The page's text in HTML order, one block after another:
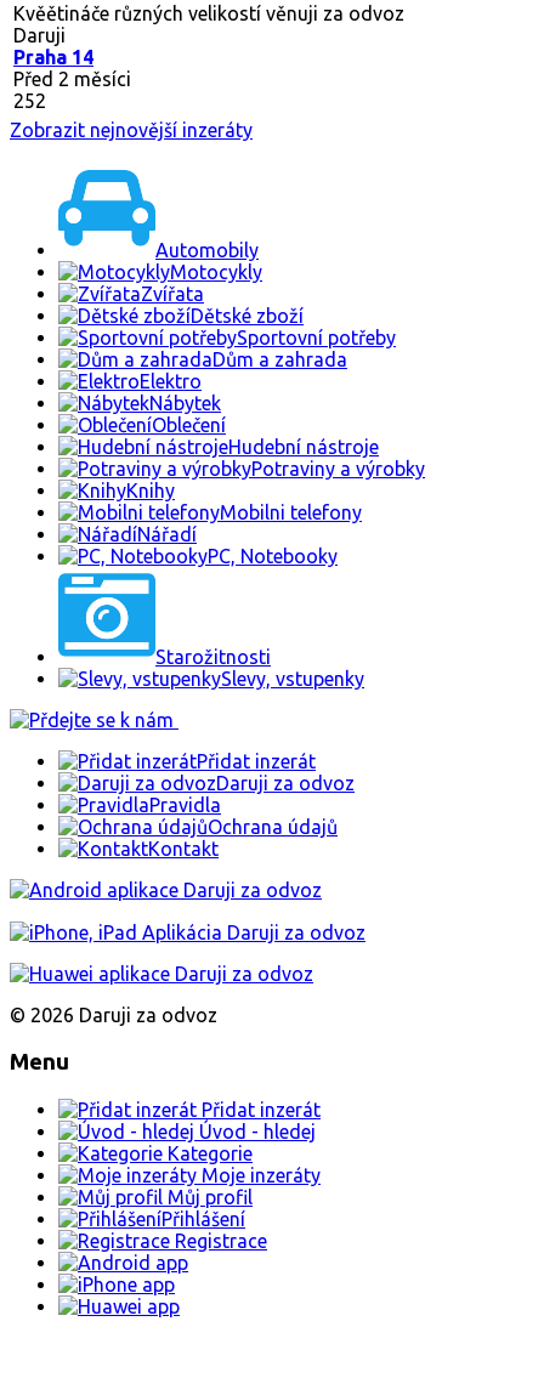
Kvěětináče různých velikostí věnuji za odvoz
Daruji
Praha 14
Před 2 měsíci
252
Zobrazit nejnovější inzeráty
Automobily
Motocykly
Zvířata
Dětské zboží
Sportovní potřeby
Dům a zahrada
Elektro
Nábytek
Oblečení
Hudební nástroje
Potraviny a výrobky
Knihy
Mobilni telefony
Nářadí
PC, Notebooky
Starožitnosti
Slevy, vstupenky
Přidat inzerát
Daruji za odvoz
Pravidla
Ochrana údajů
Kontakt
© 2026 Daruji za odvoz
Menu
Přidat inzerát
Úvod - hledej
Kategorie
Moje inzeráty
Můj profil
Přihlášení
Registrace